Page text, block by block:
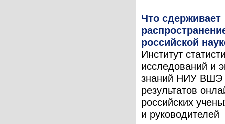
Что сдерживает
российской
Институт
исследований и
знаний НИУ ВШЭ
результатов
российских
и руководителей